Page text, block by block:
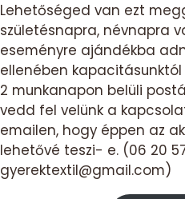
Lehetőséged van ezt
születésnapra, névnapra
eseményre ajándékba
ellenében
2 munkanapon belüli
vedd fel velünk a
emailen, hogy éppen az
lehetővé teszi- e. (06 20
gyerektextil@gmail.com)